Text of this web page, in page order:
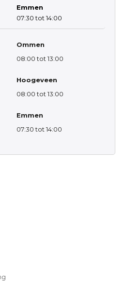
Emmen
07:30 tot 14:00
Ommen
08:00 tot 13:00
Hoogeveen
08:00 tot 13:00
Emmen
07:30 tot 14:00